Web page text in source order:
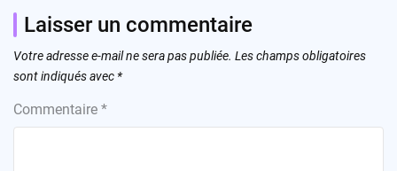
Laisser un commentaire
Votre adresse e-mail ne sera pas publiée. Les champs obligatoires
sont indiqués avec *
Commentaire *